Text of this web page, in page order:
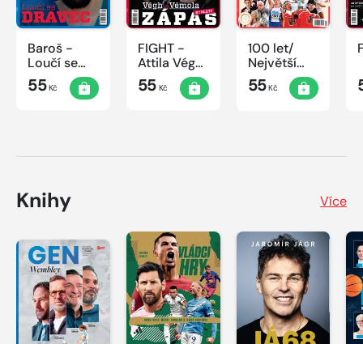
Baroš -
Loučí se
dravec
55Kč
FIGHT -
Attila Végh
vs. Karlos
Vémola
55Kč
100 let/
Největší
okamžiky
českého
55Kč
Knihy Více